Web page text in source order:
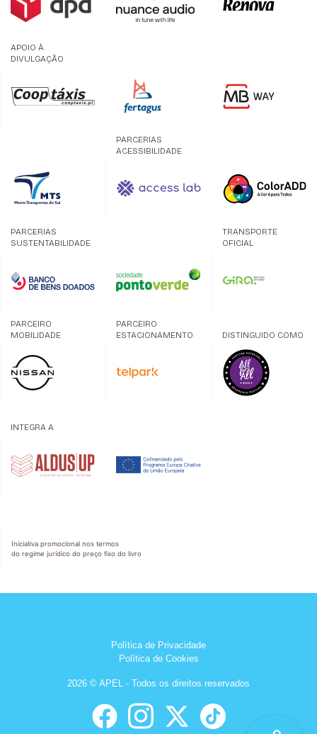
APOIO À
DIVULGAÇÃO
PARCERIAS
ACESSIBILIDADE
PARCERIAS
SUSTENTABILIDADE
TRANSPORTE
OFICIAL
PARCEIRO
MOBILIDADE
PARCEIRO
ESTACIONAMENTO
DISTINGUIDO COMO
INTEGRA A
Iniciativa promocional nos termos
do regime jurídico do preço fixo do livro
Política de Privacidade
Política de Cookies
2026 © APEL - Todos os direitos reservados